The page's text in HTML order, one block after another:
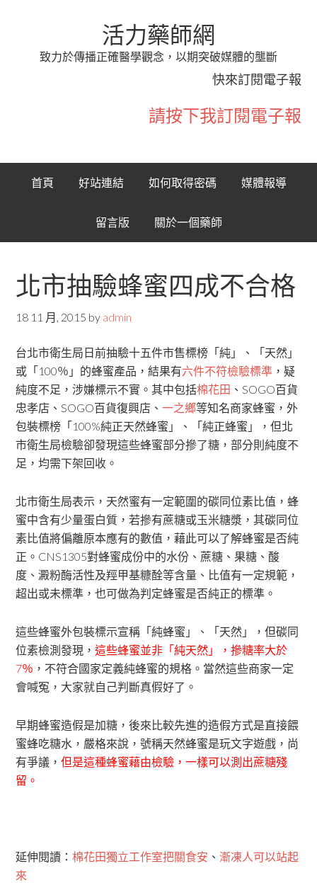
活力藥師網
致力於傳播正確醫學觀念，以期突破媒體的壟斷
快來訂閱電子報
請按下我訂閱電子報
首頁 好站連結 如何取得密碼 媒體報導
留言版 關於一個藥師
北市抽驗蜂蜜四成不合格
18 11 月, 2015 by admin
台北市衛生局日前抽驗十五件市售標榜「純」、「天然」
或「100％」的蜂蜜產品，結果有六件不符檢驗標準 ，疑
純度不足，涉嫌標示不實。其中包括棉花田 、SOGO百貨
忠孝店、SOGO百貨復興店、一之鄉等知名商家蜂蜜，外
包裝標榜「100%純正天然蜂蜜」、「純正蜂蜜」，但北
市衛生局檢驗卻發現這些蜂蜜部分摻了糖，部分則純度不
足，均需下架回收。
北市衛生局表示，天然蜜有一定範圍的碳同位素比值，蜂
蜜中含有少量蛋白質，若摻有蔗糖或玉米糖漿，其碳同位
素比值將偏離原本應有的數值，藉此可以了解蜂蜜是否純
正。CNS1305對蜂蜜成份中的水份、蔗糖、果糖、酸
度、澱粉酶活性及羥甲基糠酫等含量、比值有一定規範，
超出或未標準，也可做為判定蜂蜜是否純正的標準。
這些蜂蜜外包裝標示宣稱「純蜂蜜」、「天然」，但碳同
位素檢測發現，這些蜂蜜並非「純天然」，摻糖率大於
7％ ，不符合國家定義純蜂蜜的規格。當然這些商家一定
會喊冤，大家就自己判斷真假好了。
早期蜂蜜造假是加糖，後來比較先進的造假方式是直接餵
蜜蜂吃糖水，嚴格來說，號稱天然蜂蜜是玩文字遊戲，尚
有爭議，但是這種蜂蜜藉由檢驗，一樣可以測出蔗糖殘
留。
延伸閱讀：棉花田獨立工作室把關食安 、 漸凍人可以站起
來